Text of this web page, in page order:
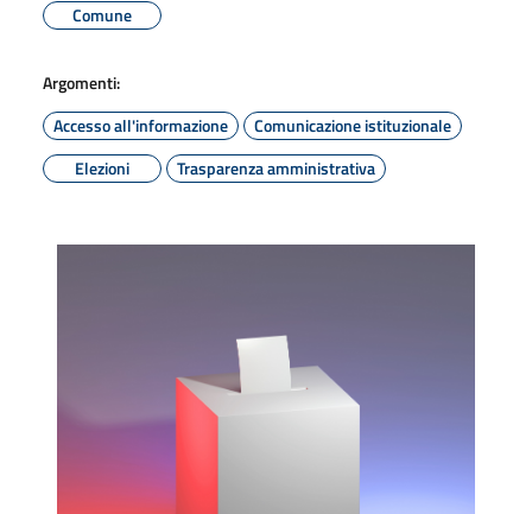
Comune
Argomenti:
Accesso all'informazione
Comunicazione istituzionale
Elezioni
Trasparenza amministrativa